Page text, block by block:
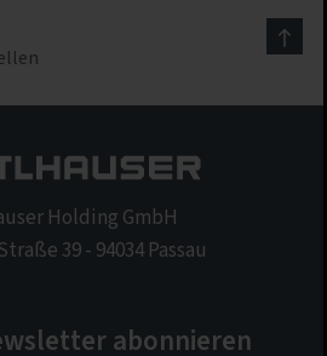
Holding GmbH
39 - 94034 Passau
abonnieren